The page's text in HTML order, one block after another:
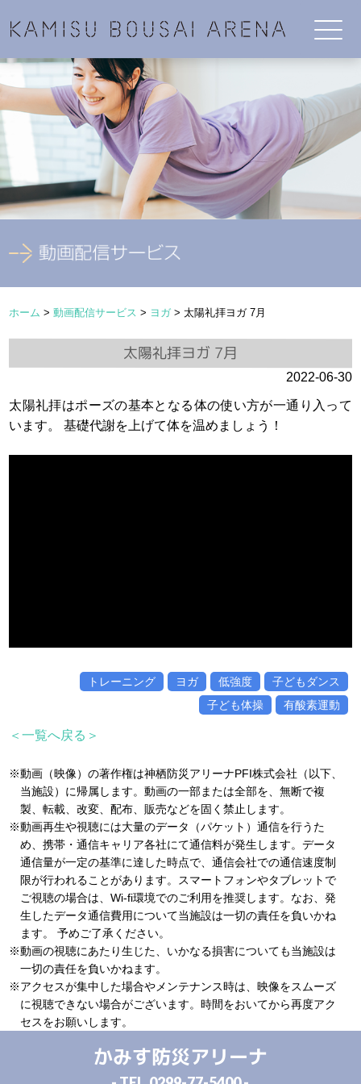
ホーム >動画配信サービス > ヨガ>太陽礼拝ヨガ 7月
太陽礼拝ヨガ 7月
2022-06-30
太陽礼拝はポーズの基本となる体の使い方が一通り入って
います。 基礎代謝を上げて体を温めましょう！
トレーニング ヨガ 低強度
子どもダンス
子ども体操
有酸素運動
＜一覧へ戻る＞
※動画（映像）の著作権は神栖防災アリーナPFI株式会社（以下、
当施設）に帰属します。動画の一部または全部を、無断で複
製、転載、改変、配布、販売などを固く禁止します。
※動画再生や視聴には大量のデータ（パケット）通信を行うた
め、携帯・通信キャリア各社にて通信料が発生します。データ
通信量が一定の基準に達した時点で、通信会社での通信速度制
限が行われることがあります。スマートフォンやタブレットで
ご視聴の場合は、Wi-fi環境でのご利用を推奨します。なお、発
生したデータ通信費用について当施設は一切の責任を負いかね
ます。 予めご了承ください。
※動画の視聴にあたり生じた、いかなる損害についても当施設は
一切の責任を負いかねます。
※アクセスが集中した場合やメンテナンス時は、映像をスムーズ
に視聴できない場合がございます。時間をおいてから再度アク
セスをお願いします。
かみす防災アリーナ